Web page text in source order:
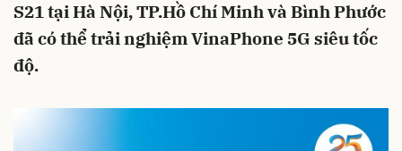
S21 tại Hà Nội, TP.Hồ Chí Minh và Bình Phước
đã có thể trải nghiệm VinaPhone 5G siêu tốc
độ.